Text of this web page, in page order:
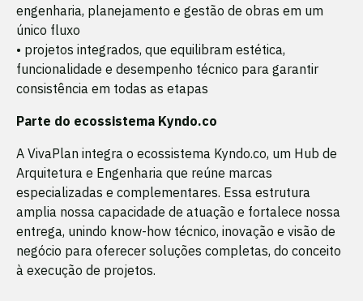
engenharia, planejamento e gestão de obras em um
único fluxo
• projetos integrados, que equilibram estética,
funcionalidade e desempenho técnico para garantir
consistência em todas as etapas
Parte do ecossistema Kyndo.co
A VivaPlan integra o ecossistema Kyndo.co, um Hub de
Arquitetura e Engenharia que reúne marcas
especializadas e complementares. Essa estrutura
amplia nossa capacidade de atuação e fortalece nossa
entrega, unindo know-how técnico, inovação e visão de
negócio para oferecer soluções completas, do conceito
à execução de projetos.